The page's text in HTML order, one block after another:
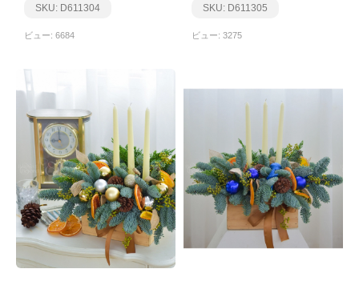
SKU: D611304
ビュー: 6684
SKU: D611305
ビュー: 3275